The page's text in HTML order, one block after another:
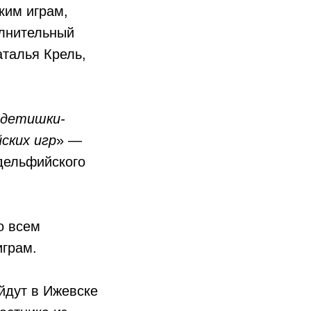
играм,
Крель,
игр» —
всем
в Ижевске